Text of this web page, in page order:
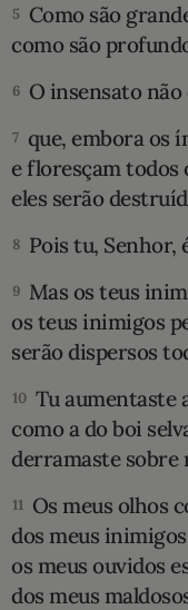
ESTUDOS BÍBLICOS
ESBOÇOS DE
TEMAS
PERGUNTE À BÍBLIA
TERMO BÍBLICO
QUEM SOMOS
5 Como são
como são
6 O insensato
7 que, embora os
e floresçam todos
eles serão
8 Pois tu, Senhor,
9 Mas os teus
os teus inimigos
serão dispersos
10 Tu aumentaste
como a do boi
derramaste sobre
11 Os meus olhos
dos meus
os meus ouvidos
dos meus